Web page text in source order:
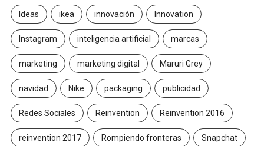
Ideas ikea innovación Innovation
Instagram inteligencia artificial marcas
marketing marketing digital Maruri Grey
navidad Nike packaging publicidad
Redes Sociales Reinvention Reinvention 2016
reinvention 2017 Rompiendo fronteras Snapchat